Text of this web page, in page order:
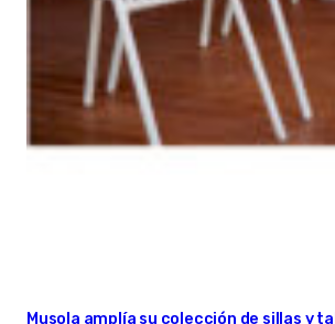
Musola amplía su colección de sillas y